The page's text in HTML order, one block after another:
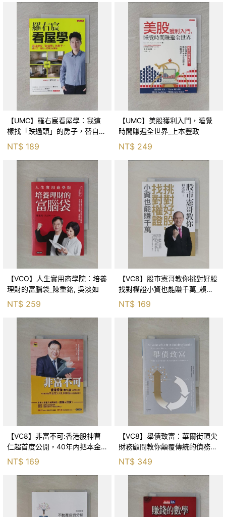
【UMC】羅右宸看屋學：我這
樣找「跌過頭」的房子，替自
己、幫別人買到300間房_羅右
宸
NT$ 189
【UMC】美股獲利入門，睡覺
時間賺遍全世界_上本豐政
NT$ 249
【VCO】人生實用商學院：培養
理財的富腦袋_陳重銘, 吳淡如
NT$ 259
【VC8】股市憲哥教你挑對好股
找對權證小資也能賺千萬_賴憲
政
NT$ 169
【VC8】非富不可:香港股神曹
仁超首度公開，40年內把本金
放大4萬倍的投資絕學！_曹仁超
NT$ 169
【VC8】舉債致富：華爾街頂尖
財務顧問教你顛覆傳統的債務理
NT$ 349